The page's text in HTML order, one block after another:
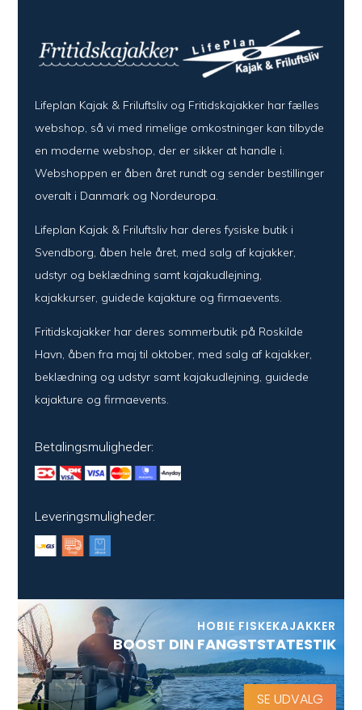
Lifeplan Kajak & Friluftsliv og Fritidskajakker har fælles
webshop, så vi med rimelige omkostninger kan tilbyde
en moderne webshop, der er sikker at handle i.
Webshoppen er åben året rundt og sender bestillinger
overalt i Danmark og Nordeuropa.
Lifeplan Kajak & Friluftsliv har deres fysiske butik i
Svendborg, åben hele året, med salg af kajakker,
udstyr og beklædning samt kajakudlejning,
kajakkurser, guidede kajakture og firmaevents.
Fritidskajakker har deres sommerbutik på Roskilde
Havn, åben fra maj til oktober, med salg af kajakker,
beklædning og udstyr samt kajakudlejning, guidede
kajakture og firmaevents.
Betalingsmuligheder:
Leveringsmuligheder:
HOBIE FISKEKAJAKKER
BOOST DIN FANGSTSTATESTIK
SE UDVALG